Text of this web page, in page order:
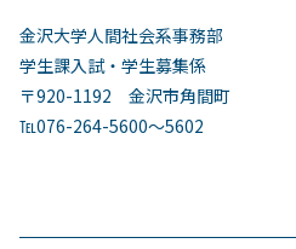
金沢大学人間社会系事務部
学生課入試・学生募集係
〒920-1192 金沢市角間町
℡076-264-5600～5602